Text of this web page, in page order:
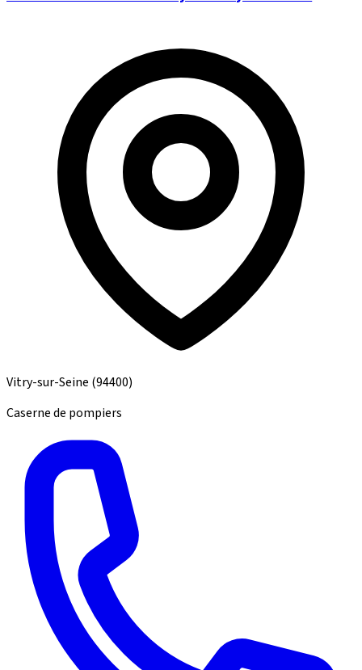
Vitry-sur-Seine (94400)
Caserne de pompiers